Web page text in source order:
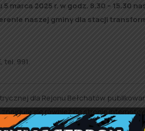
marca 2025 r. w godz. 8.30 – 15.30
naszej gminy dla stacji
tel. 991.
dla Rejonu Bełchatów
się również na stronie
wylaczenia).